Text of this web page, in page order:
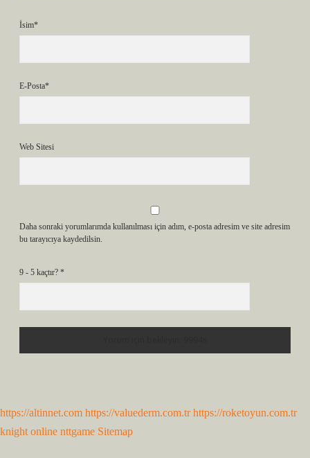
İsim*
E-Posta*
Web Sitesi
Daha sonraki yorumlarımda kullanılması için adım, e-posta adresim ve site adresim
bu tarayıcıya kaydedilsin.
9 - 5 kaçtır? *
https://altinnet.com https://valuederm.com.tr https://roketoyun.com.tr
knight online nttgame Sitemap